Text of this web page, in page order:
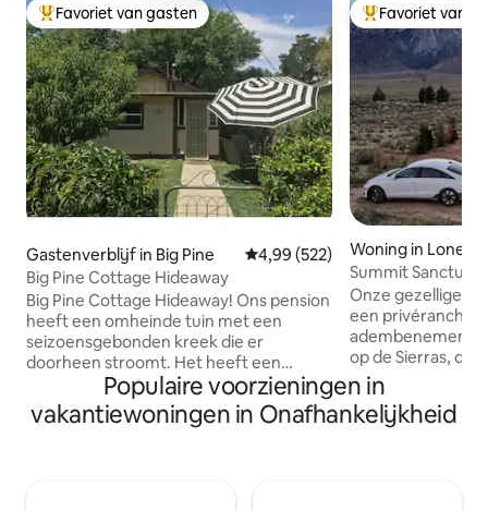
Topfavoriet van gasten
Favoriet van gasten
Gastenverblijf in Big Pine Gemiddelde beoordeling van
4,99 (522)
Big Pine Cottage Hideaway
Big Pine Cottage Hideaway! Ons pension
heeft een omheinde tuin met een
seizoensgebonden kreek die er
doorheen stroomt. Het heeft een
parkeerplaats die geschikt is voor 2
voertuigen. Het ligt op loopafstand van
het centrum. Big Pine is een klein stadje,
Topfavoriet van
Favoriet van
Woning in Lone
Summit
Onze gezellige,
een privéranch
op de Sierras, de
en Owens Lake.
volledige
te vertragen en
Populaire voorzieningen in
vakantiewoningen in Onafhankelijkheid